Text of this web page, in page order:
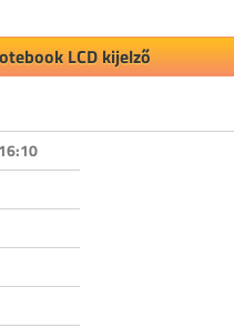
LCD kijelző